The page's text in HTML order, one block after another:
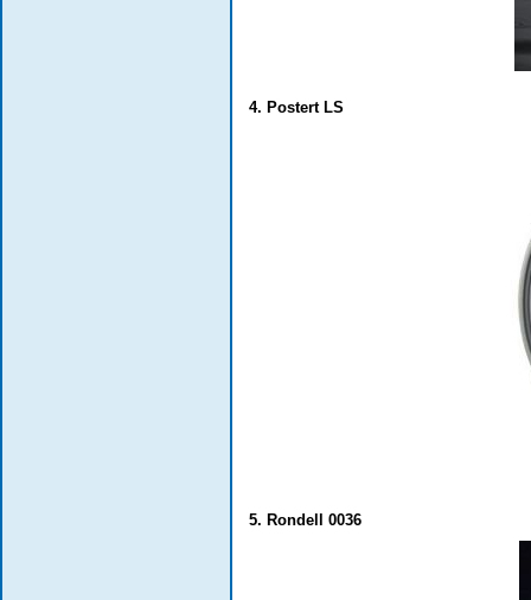
4. Postert LS
5. Rondell 0036